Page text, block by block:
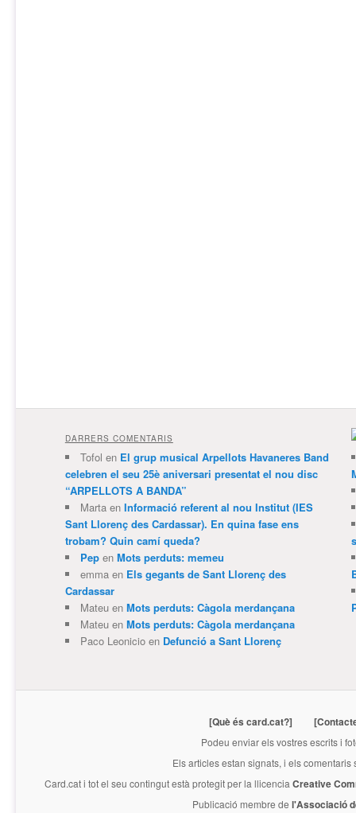
DARRERS COMENTARIS
Tofol en El grup musical Arpellots Havaneres Band
celebren el seu 25è aniversari presentat el nou disc
“ARPELLOTS A BANDA”
Martaen Informació referent al nou Institut (IES
Sant Llorenç des Cardassar). En quina fase ens
trobam? Quin camí queda?
Pepen Mots perduts: memeu
emmaen Els gegants de Sant Llorenç des
Cardassar
Mateuen Mots perduts: Càgola merdançana
Mateuen Mots perduts: Càgola merdançana
Paco Leonicioen Defunció a Sant Llorenç
[Què és card.cat?]
Podeu enviar els vostres escrits i
Els articles estan signats, i els
Card.cati tot el seu contingut està protegit per la llicencia Creative
Publicació membre de l'Associació